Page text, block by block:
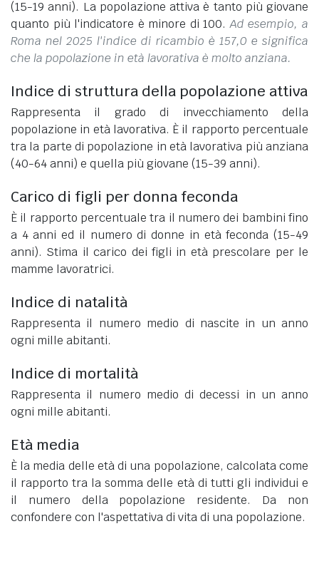
(15-19 anni). La popolazione attiva è tanto più giovane
quanto più l'indicatore è minore di 100.Ad esempio, a
Roma nel 2025 l'indice di ricambio è 157,0 e significa
che la popolazione in età lavorativa è molto anziana.
Indice di struttura della popolazione attiva
Rappresenta il grado di invecchiamento della
popolazione in età lavorativa. È il rapporto percentuale
tra la parte di popolazione in età lavorativa più anziana
(40-64 anni) e quella più giovane (15-39 anni).
Carico di figli per donna feconda
È il rapporto percentuale tra il numero dei bambini fino
a 4 anni ed il numero di donne in età feconda (15-49
anni). Stima il carico dei figli in età prescolare per le
mamme lavoratrici.
Indice di natalità
Rappresenta il numero medio di nascite in un anno
ogni mille abitanti.
Indice di mortalità
Rappresenta il numero medio di decessi in un anno
ogni mille abitanti.
Età media
È la media delle età di una popolazione, calcolata come
il rapporto tra la somma delle età di tutti gli individui e
il numero della popolazione residente. Da non
confondere con l'aspettativa di vita di una popolazione.